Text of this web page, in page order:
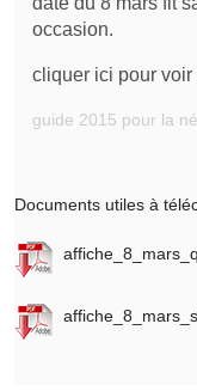
occasion.
cliquer ici pour voir
guide 2015 pour la
Documents utiles à